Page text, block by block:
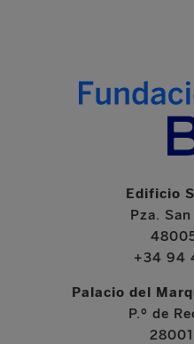
Edificio
Pza.
+34 94
Palacio del
P.º de